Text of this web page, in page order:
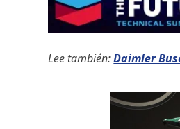
Lee también:Daimler